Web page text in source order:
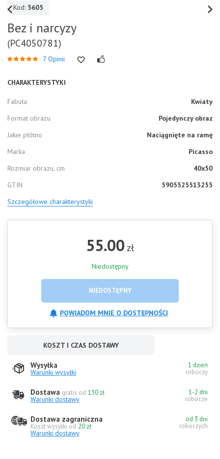
Kod: 5605
Bez i narcyzy
(PC4050781)
7 Opinii
CHARAKTERYSTYKI
Fabuła
Kwiaty
Format obrazu
Pojedynczy obraz
Jakie płótno
Naciągnięte na ramę
Marka
Picasso
Rozmiar obrazu, cm
40x50
GTIN
5905525513255
Szczegółowe charakterystyki
55.00 zł
Niedostępny
NIEDOSTĘPNY
POWIADOM MNIE O DOSTĘPNOŚCI
KOSZT I CZAS DOSTAWY
Wysyłka
Warunki wysyłki
1 dzień
roboczy
Dostawa gratis od 130 zł
Warunki dostawy
1-2 dni
robocze
Dostawa zagraniczna
Koszt wysyłki od 20 zł
Warunki dostawy
od 3 dni
roboczych